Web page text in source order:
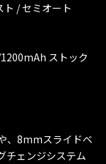
ト / セミオート
ストック
、8mmスライドベ
チェンジシステム